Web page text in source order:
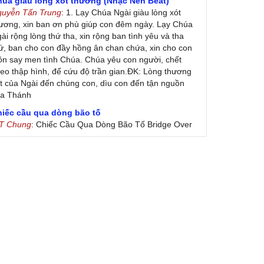
Tấn Trung: 1. Lạy Chúa Ngài giàu lòng xót
xin ban ơn phù giúp con đêm ngày. Lạy Chúa
rộng lòng thứ tha, xin rộng ban tình yêu và tha
ban cho con đầy hồng ân chan chứa, xin cho con
say men tình Chúa. Chúa yêu con người, chết
thập hình, để cứu độ trần gian.ĐK: Lòng thương
của Ngài đến chúng con, dìu con đến tận nguồn
Thánh
cầu qua dòng bão tố
Chung: Chiếc Cầu Qua Dòng Bão Tố Bridge Over
Water by Simon & Garfunkel (Released